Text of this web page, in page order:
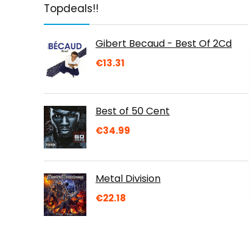
Topdeals!!
Gibert Becaud - Best Of 2Cd
€13.31
Best of 50 Cent
€34.99
Metal Division
€22.18